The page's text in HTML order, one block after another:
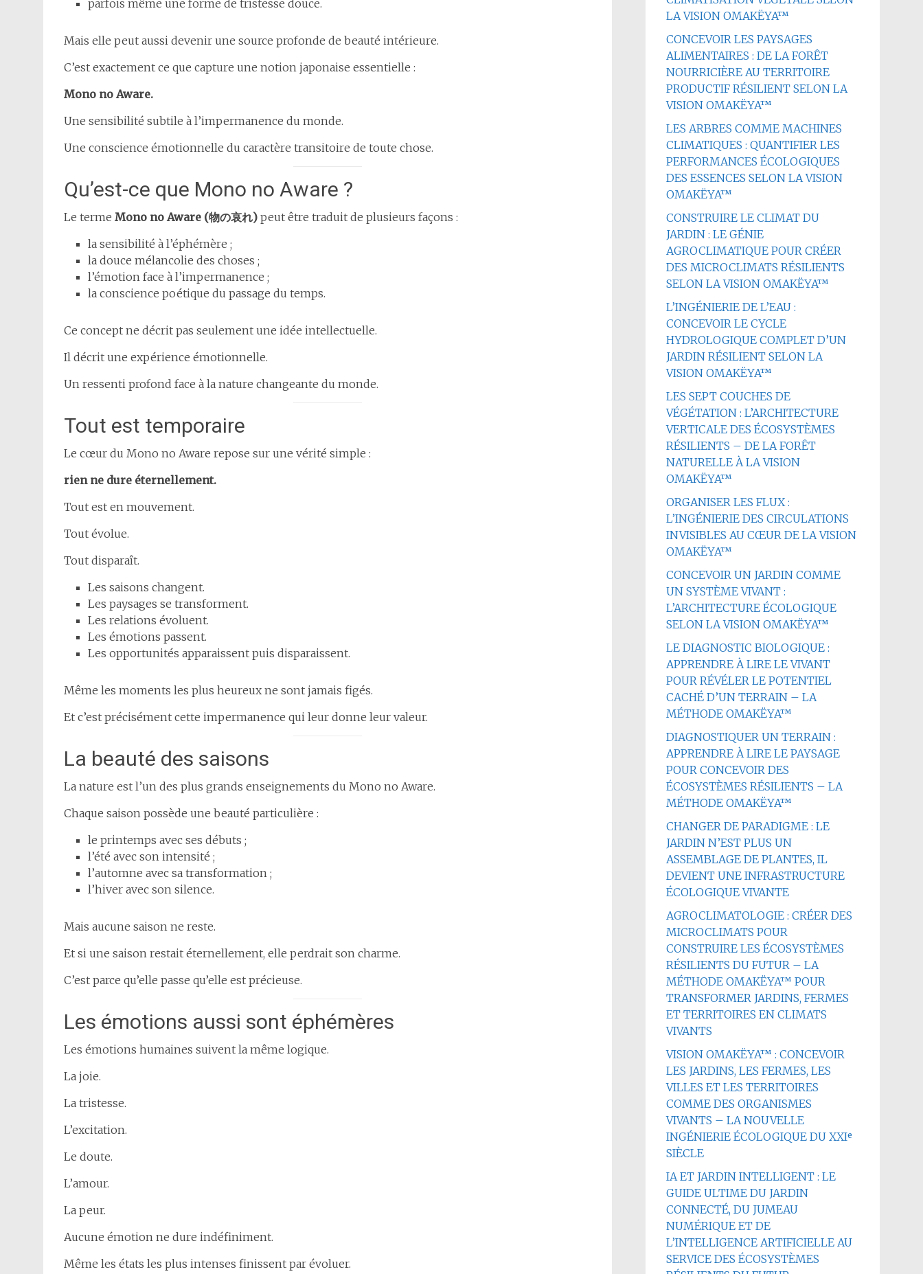
parfois même une forme de tristesse douce.
Mais elle peut aussi devenir une source profonde de beauté intérieure.
C’est exactement ce que capture une notion japonaise essentielle :
Mono no Aware.
Une sensibilité subtile à l’impermanence du monde.
Une conscience émotionnelle du caractère transitoire de toute chose.
Qu’est-ce que Mono no Aware ?
Le terme Mono no Aware (物の哀れ) peut être traduit de plusieurs façons :
la sensibilité à l’éphémère ;
la douce mélancolie des choses ;
l’émotion face à l’impermanence ;
la conscience poétique du passage du temps.
Ce concept ne décrit pas seulement une idée intellectuelle.
Il décrit une expérience émotionnelle.
Un ressenti profond face à la nature changeante du monde.
Tout est temporaire
Le cœur du Mono no Aware repose sur une vérité simple :
rien ne dure éternellement.
Tout est en mouvement.
Tout évolue.
Tout disparaît.
Les saisons changent.
Les paysages se transforment.
Les relations évoluent.
Les émotions passent.
Les opportunités apparaissent puis disparaissent.
Même les moments les plus heureux ne sont jamais figés.
Et c’est précisément cette impermanence qui leur donne leur valeur.
La beauté des saisons
La nature est l’un des plus grands enseignements du Mono no Aware.
Chaque saison possède une beauté particulière :
le printemps avec ses débuts ;
l’été avec son intensité ;
l’automne avec sa transformation ;
l’hiver avec son silence.
Mais aucune saison ne reste.
Et si une saison restait éternellement, elle perdrait son charme.
C’est parce qu’elle passe qu’elle est précieuse.
Les émotions aussi sont éphémères
Les émotions humaines suivent la même logique.
La joie.
La tristesse.
L’excitation.
Le doute.
L’amour.
La peur.
Aucune émotion ne dure indéfiniment.
Même les états les plus intenses finissent par évoluer.
LA VISION OMAKËYA™
CONCEVOIR LES PAYSAGES
ALIMENTAIRES : DE LA FORÊT
NOURRICIÈRE AU TERRITOIRE
PRODUCTIF RÉSILIENT SELON LA
VISION OMAKËYA™
LES ARBRES COMME MACHINES
CLIMATIQUES : QUANTIFIER LES
PERFORMANCES ÉCOLOGIQUES
DES ESSENCES SELON LA VISION
OMAKËYA™
CONSTRUIRE LE CLIMAT DU
JARDIN : LE GÉNIE
AGROCLIMATIQUE POUR CRÉER
DES MICROCLIMATS RÉSILIENTS
SELON LA VISION OMAKËYA™
L’INGÉNIERIE DE L’EAU :
CONCEVOIR LE CYCLE
HYDROLOGIQUE COMPLET D’UN
JARDIN RÉSILIENT SELON LA
VISION OMAKËYA™
LES SEPT COUCHES DE
VÉGÉTATION : L’ARCHITECTURE
VERTICALE DES ÉCOSYSTÈMES
RÉSILIENTS – DE LA FORÊT
NATURELLE À LA VISION
OMAKËYA™
ORGANISER LES FLUX :
L’INGÉNIERIE DES CIRCULATIONS
INVISIBLES AU CŒUR DE LA VISION
OMAKËYA™
CONCEVOIR UN JARDIN COMME
UN SYSTÈME VIVANT :
L’ARCHITECTURE ÉCOLOGIQUE
SELON LA VISION OMAKËYA™
LE DIAGNOSTIC BIOLOGIQUE :
APPRENDRE À LIRE LE VIVANT
POUR RÉVÉLER LE POTENTIEL
CACHÉ D’UN TERRAIN – LA
MÉTHODE OMAKËYA™
DIAGNOSTIQUER UN TERRAIN :
APPRENDRE À LIRE LE PAYSAGE
POUR CONCEVOIR DES
ÉCOSYSTÈMES RÉSILIENTS – LA
MÉTHODE OMAKËYA™
CHANGER DE PARADIGME : LE
JARDIN N’EST PLUS UN
ASSEMBLAGE DE PLANTES, IL
DEVIENT UNE INFRASTRUCTURE
ÉCOLOGIQUE VIVANTE
AGROCLIMATOLOGIE : CRÉER DES
MICROCLIMATS POUR
CONSTRUIRE LES ÉCOSYSTÈMES
RÉSILIENTS DU FUTUR – LA
MÉTHODE OMAKËYA™ POUR
TRANSFORMER JARDINS, FERMES
ET TERRITOIRES EN CLIMATS
VIVANTS
VISION OMAKËYA™ : CONCEVOIR
LES JARDINS, LES FERMES, LES
VILLES ET LES TERRITOIRES
COMME DES ORGANISMES
VIVANTS – LA NOUVELLE
INGÉNIERIE ÉCOLOGIQUE DU XXIᵉ
SIÈCLE
IA ET JARDIN INTELLIGENT : LE
GUIDE ULTIME DU JARDIN
CONNECTÉ, DU JUMEAU
NUMÉRIQUE ET DE
L’INTELLIGENCE ARTIFICIELLE AU
SERVICE DES ÉCOSYSTÈMES